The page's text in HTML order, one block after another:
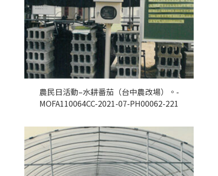
農民日活動–水耕番茄（台中農改場）。-
MOFA110064CC-2021-07-PH00062-221